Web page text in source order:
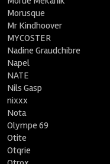
Morusque
Mr Kindhoover
MYCOSTER
Nadine Graudchibre
Napel
NATE
Nils Gasp
nixxx
Nota
Olympe 69
Otite
Otqrie